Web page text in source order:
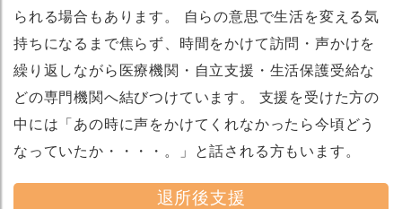
られる場合もあります。 自らの意思で生活を変える気
持ちになるまで焦らず、時間をかけて訪問・声かけを
繰り返しながら医療機関・自立支援・生活保護受給な
どの専門機関へ結びつけています。 支援を受けた方の
中には「あの時に声をかけてくれなかったら今頃どう
なっていたか・・・・。」と話される方もいます。
退所後支援